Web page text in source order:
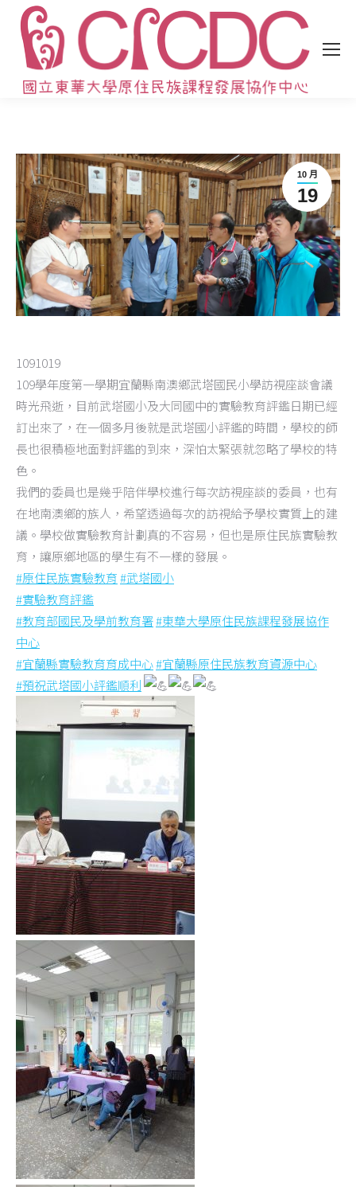
10 月
19
1091019
109學年度第一學期宜蘭縣南澳鄉武塔國民小學訪視座談會議
時光飛逝，目前武塔國小及大同國中的實驗教育評鑑日期已經
訂出來了，在一個多月後就是武塔國小評鑑的時間，學校的師
長也很積極地面對評鑑的到來，深怕太緊張就忽略了學校的特
色。
我們的委員也是幾乎陪伴學校進行每次訪視座談的委員，也有
在地南澳鄉的族人，希望透過每次的訪視給予學校實質上的建
議。學校做實驗教育計劃真的不容易，但也是原住民族實驗教
育，讓原鄉地區的學生有不一樣的發展。
#原住民族實驗教育#武塔國小
#實驗教育評鑑
#教育部國民及學前教育署#東華大學原住民族課程發展協作
中心
#宜蘭縣實驗教育育成中心#宜蘭縣原住民族教育資源中心
#預祝武塔國小評鑑順利